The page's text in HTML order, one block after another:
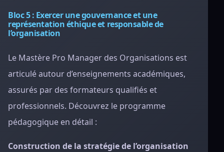
Bloc 5 : Exercer une gouvernance et une
représentation éthique et responsable de
l’organisation
Le Mastère Pro Manager des Organisations est
articulé autour d’enseignements académiques,
assurés par des formateurs qualifiés et
professionnels. Découvrez le programme
pédagogique en détail :
Construction de la stratégie de l’organisation